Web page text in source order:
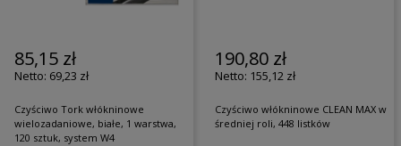
85,15 zł
69,23 zł
Czyściwo Tork włókninowe
wielozadaniowe, białe, 1 warstwa,
120 sztuk, system W4
190,80 zł
155,12 zł
Czyściwo włókninowe CLEAN MAX w
średniej roli, 448 listków